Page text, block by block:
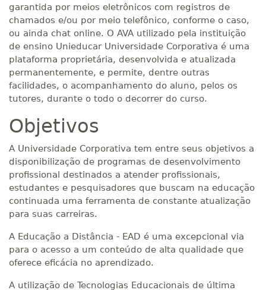
garantida por meios eletrônicos com registros de
chamados e/ou por meio telefônico, conforme o caso,
ou ainda chat online. O AVA utilizado pela instituição
de ensino Unieducar Universidade Corporativa é uma
plataforma proprietária, desenvolvida e atualizada
permanentemente, e permite, dentre outras
facilidades, o acompanhamento do aluno, pelos os
tutores, durante o todo o decorrer do curso.
Objetivos
A Universidade Corporativa tem entre seus objetivos a
disponibilização de programas de desenvolvimento
profissional destinados a atender profissionais,
estudantes e pesquisadores que buscam na educação
continuada uma ferramenta de constante atualização
para suas carreiras.
A Educação a Distância - EAD é uma excepcional via
para o acesso a um conteúdo de alta qualidade que
oferece eficácia no aprendizado.
A utilização de Tecnologias Educacionais de última